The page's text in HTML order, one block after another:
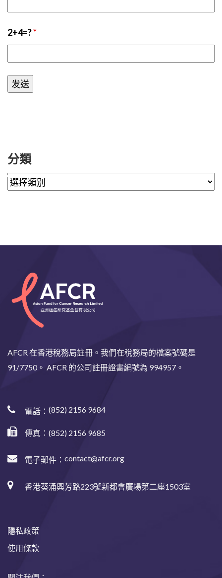
2+4=?*
分類
AFCR 在香港稅務局註冊。我們在稅務局的檔案號碼是
91/7750。 AFCR 的公司註冊證書編號為 994957。
電話： (852) 2156 9684
傳真：(852) 2156 9685
電子郵件： contact@afcr.org
香港葵涌興芳路223號新都會廣場第二座1503室
隱私政策
使用條款